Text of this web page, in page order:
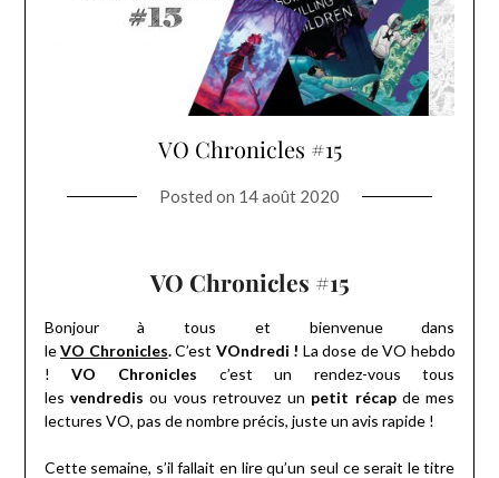
VO Chronicles #15
Posted on 14 août 2020
VO Chronicles #15
Bonjour à tous et bienvenue dans
leVO Chronicles.C’est VOndredi ! La dose de VO hebdo
!VO Chronicles c’est un rendez-vous tous
les vendredis ou vous retrouvez un petit récapde mes
lectures VO, pas de nombre précis, juste un avis rapide !
Cette semaine, s’il fallait en lire qu’un seul ce serait le titre